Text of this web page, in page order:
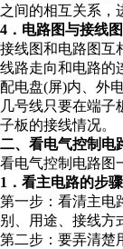
之间的相互关系，
4．电路图与接线
接线图和电路图互
线路走向和电路的
配电盘(屏)内、外
几号线只要在端
子板的接线情况。
二、看电气控制电
看电气控制电路图
1．看主电路的步骤
第一步：看清主电
别、用途、接线方
第二步：要弄清楚